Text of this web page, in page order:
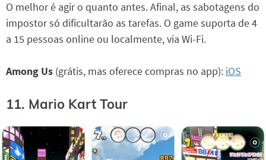
O melhor é agir o quanto antes. Afinal, as sabotagens do
impostor só dificultarão as tarefas. O game suporta de 4
a 15 pessoas online ou localmente, via Wi-Fi.
Among Us (grátis, mas oferece compras no app): iOS
11. Mario Kart Tour